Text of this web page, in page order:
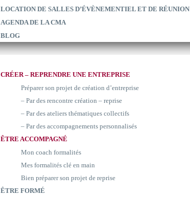
LOCATION DE SALLES D’ÉVÈNEMENTIEL ET DE RÉUNION
AGENDA DE LA CMA
BLOG
CRÉER – REPRENDRE UNE ENTREPRISE
Préparer son projet de création d’entreprise
– Par des rencontre création – reprise
– Par des ateliers thématiques collectifs
– Par des accompagnements personnalisés
ÊTRE ACCOMPAGNÉ
Mon coach formalités
Mes formalités clé en main
Bien préparer son projet de reprise
ÊTRE FORMÉ